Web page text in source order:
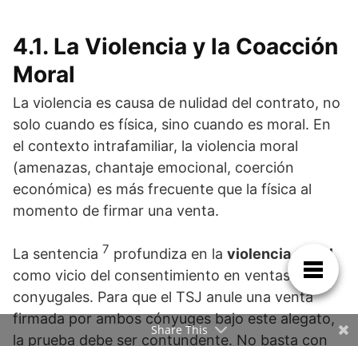
4.1. La Violencia y la Coacción
Moral
La violencia es causa de nulidad del contrato, no
solo cuando es física, sino cuando es moral. En
el contexto intrafamiliar, la violencia moral
(amenazas, chantaje emocional, coerción
económica) es más frecuente que la física al
momento de firmar una venta.
La sentencia 7 profundiza en la violencia moral
como vicio del consentimiento en ventas
conyugales. Para que el TSJ anule una venta
firmada por ambos cónyuges bajo este alegato,
la prueba debe ser contundente. No basta con
Share This